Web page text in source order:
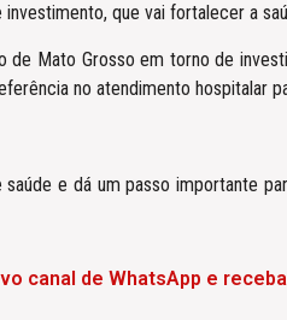
que vai fortalecer a
Mato Grosso em torno de
no atendimento hospitalar
e dá um passo importante
canal de WhatsApp e